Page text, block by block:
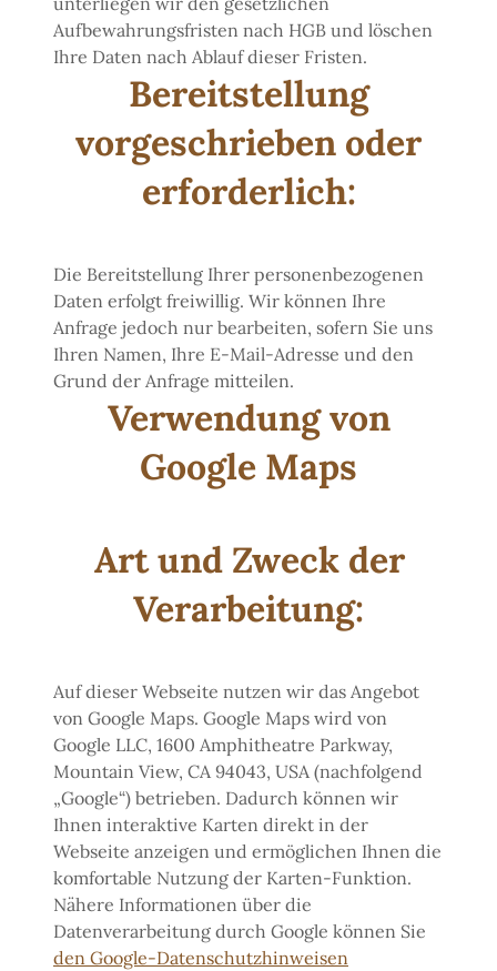
Aufbewahrungsfristen nach HGB und löschen
Ihre Daten nach Ablauf dieser Fristen.
Bereitstellung
vorgeschrieben oder
erforderlich:
Die Bereitstellung Ihrer personenbezogenen
Daten erfolgt freiwillig. Wir können Ihre
Anfrage jedoch nur bearbeiten, sofern Sie uns
Ihren Namen, Ihre E-Mail-Adresse und den
Grund der Anfrage mitteilen.
Verwendung von
Google Maps
Art und Zweck der
Verarbeitung:
Auf dieser Webseite nutzen wir das Angebot
von Google Maps. Google Maps wird von
Google LLC, 1600 Amphitheatre Parkway,
Mountain View, CA 94043, USA (nachfolgend
„Google“) betrieben. Dadurch können wir
Ihnen interaktive Karten direkt in der
Webseite anzeigen und ermöglichen Ihnen die
komfortable Nutzung der Karten-Funktion.
Nähere Informationen über die
Datenverarbeitung durch Google können Sie
den Google-Datenschutzhinweisen